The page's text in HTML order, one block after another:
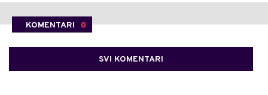
KOMENTARI 0
SVI KOMENTARI